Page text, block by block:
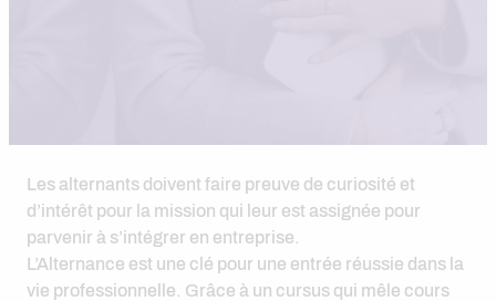
Les alternants doivent faire preuve de curiosité et
d’intérêt pour la mission qui leur est assignée pour
parvenir à s’intégrer en entreprise.
L’Alternance est une clé pour une entrée réussie dans la
vie professionnelle. Grâce à un cursus qui mêle cours